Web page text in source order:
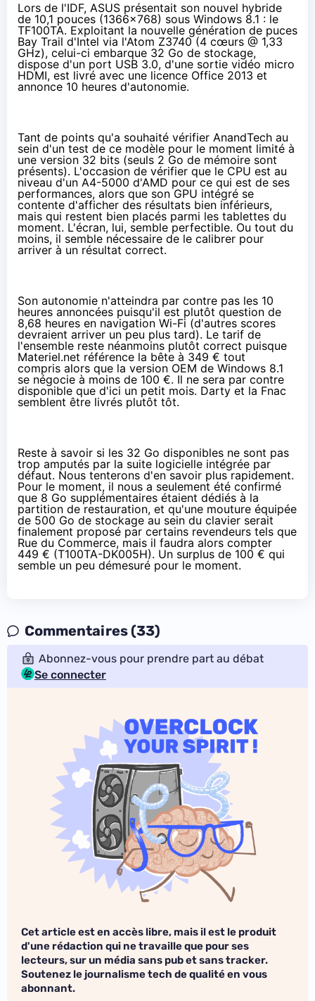
Lors de l'IDF, ASUS présentait son nouvel hybride
de 10,1 pouces (1366x768) sous Windows 8.1 : le
TF100TA. Exploitant la nouvelle génération de puces
Bay Trail d'Intel via l'Atom Z3740 (4 cœurs @ 1,33
GHz), celui-ci embarque 32 Go de stockage,
dispose d'un port USB 3.0, d'une sortie vidéo micro
HDMI, est livré avec une licence Office 2013 et
annonce 10 heures d'autonomie.
Tant de points qu'a souhaité vérifier AnandTech au
sein d'un test de ce modèle pour le moment limité à
une version 32 bits (seuls 2 Go de mémoire sont
présents). L'occasion de vérifier que le CPU est au
niveau d'un A4-5000 d'AMD pour ce qui est de ses
performances, alors que son GPU intégré se
contente d'afficher des résultats bien inférieurs,
mais qui restent bien placés parmi les tablettes du
moment. L'écran, lui, semble perfectible. Ou tout du
moins, il semble nécessaire de le calibrer pour
arriver à un résultat correct.
Son autonomie n'atteindra par contre pas les 10
heures annoncées puisqu'il est plutôt question de
8,68 heures en navigation Wi-Fi (d'autres scores
devraient arriver un peu plus tard). Le tarif de
l'ensemble reste néanmoins plutôt correct puisque
Materiel.net référence la bête à 349 € tout
compris alors que la version OEM de Windows 8.1
se négocie à moins de 100 €. Il ne sera par contre
disponible que d'ici un petit mois. Darty et la Fnac
semblent être livrés plutôt tôt.
Reste à savoir si les 32 Go disponibles ne sont pas
trop amputés par la suite logicielle intégrée par
défaut. Nous tenterons d'en savoir plus rapidement.
Pour le moment, il nous a seulement été confirmé
que 8 Go supplémentaires étaient dédiés à la
partition de restauration, et qu'une mouture équipée
de 500 Go de stockage au sein du clavier serait
finalement proposé par certains revendeurs tels que
Rue du Commerce, mais il faudra alors compter
449 € (T100TA-DK005H). Un surplus de 100 € qui
semble un peu démesuré pour le moment.
Commentaires (33)
Abonnez-vous pour prendre part au débat
Se connecter
Cet article est en accès libre, mais il est le produit
d'une rédaction qui ne travaille que pour ses
lecteurs, sur un média sans pub et sans tracker.
Soutenez le journalisme tech de qualité en vous
abonnant.